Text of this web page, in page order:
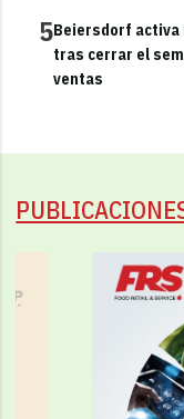
5Beiersdorf activa
tras cerrar el
ventas